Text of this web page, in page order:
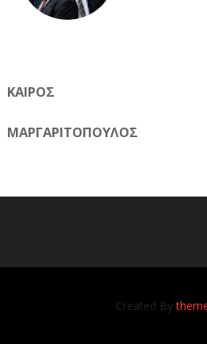
ΚΑΙΡΟΣ
ΜΑΡΓΑΡΙΤΟΠΟΥΛΟΣ
Created By